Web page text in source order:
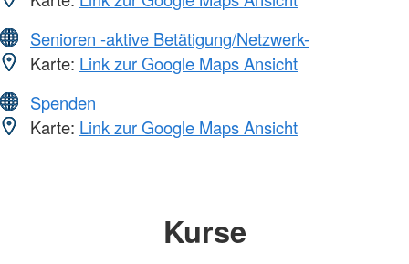
Senioren -aktive Betätigung/Netzwerk-
Karte: Link zur Google Maps Ansicht
Spenden
Karte: Link zur Google Maps Ansicht
Kurse